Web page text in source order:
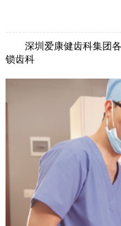
深圳爱康健齿科集团各
锁齿科